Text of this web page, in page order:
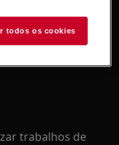
trabalhos de
todos os cookies